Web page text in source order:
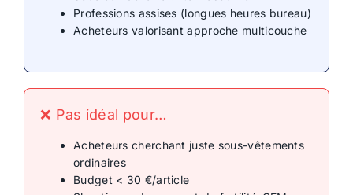
Professions assises (longues heures bureau)
Acheteurs valorisant approche multicouche
❌ Pas idéal pour…
Acheteurs cherchant juste sous-vêtements
ordinaires
Budget < 30 €/article